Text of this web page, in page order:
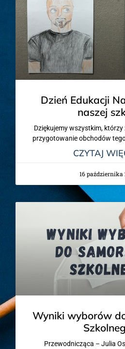
Dzień Edukacji
naszej
Dziękujemy wszystkim,
przygotowanie obchodów
CZYTAJ
16 października
Wyniki wyborów
Przewodnicząca – Julia